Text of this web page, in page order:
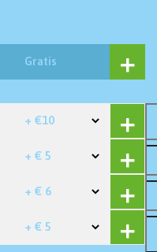
Gratis
+ €10
+ € 5
+ € 6
+ € 5